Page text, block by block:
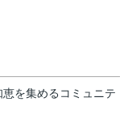
を集めるコミュニテ